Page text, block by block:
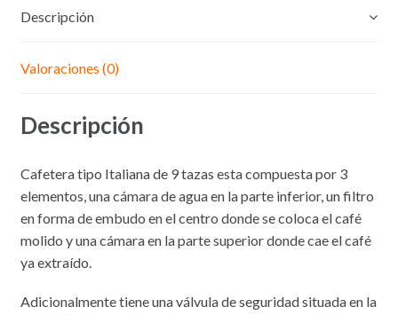
Ignacio
Descripción
Valoraciones (0)
Descripción
Cafetera tipo Italiana de 9 tazas esta compuesta por 3
elementos, una cámara de agua en la parte inferior, un filtro
en forma de embudo en el centro donde se coloca el café
molido y una cámara en la parte superior donde cae el café
ya extraído.
Adicionalmente tiene una válvula de seguridad situada en la